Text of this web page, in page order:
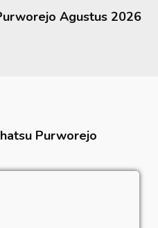
Agustus 2026
Purworejo